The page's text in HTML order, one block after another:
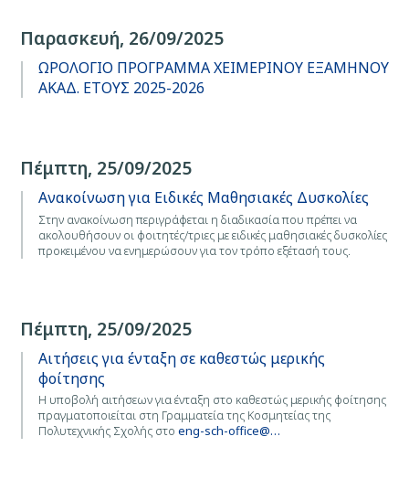
Παρασκευή, 26/09/2025
ΩΡΟΛΟΓΙΟ ΠΡΟΓΡΑΜΜΑ ΧΕΙΜΕΡΙΝΟΥ ΕΞΑΜΗΝΟΥ
ΑΚΑΔ. ΕΤΟΥΣ 2025-2026
Πέμπτη, 25/09/2025
Ανακοίνωση για Ειδικές Μαθησιακές Δυσκολίες
Στην ανακοίνωση περιγράφεται η διαδικασία που πρέπει να
ακολουθήσουν οι φοιτητές/τριες με ειδικές μαθησιακές δυσκολίες
προκειμένου να ενημερώσουν για τον τρόπο εξέτασή τους.
Πέμπτη, 25/09/2025
Αιτήσεις για ένταξη σε καθεστώς μερικής
φοίτησης
Η υποβολή αιτήσεων για ένταξη στο καθεστώς μερικής φοίτησης
πραγματοποιείται στη Γραμματεία της Κοσμητείας της
Πολυτεχνικής Σχολής στο eng-sch-office@…